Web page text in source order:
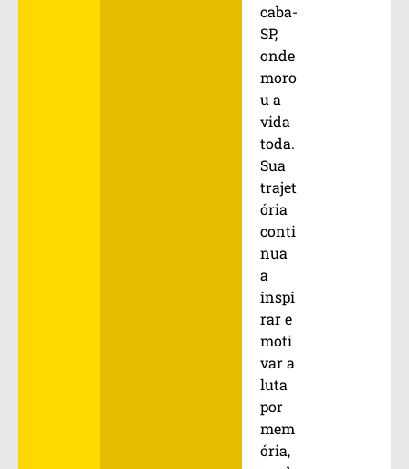
caba-
SP,
onde
moro
u a
vida
toda.
Sua
trajet
ória
conti
nua
a
inspi
rar e
moti
var a
luta
por
mem
ória,